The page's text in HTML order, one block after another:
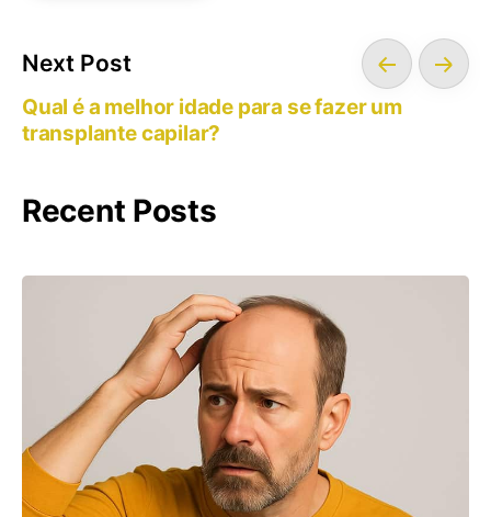
Next Post
Qual é a melhor idade para se fazer um
transplante capilar?
Recent Posts